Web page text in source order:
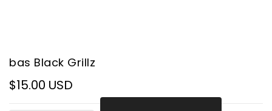
bas Black Grillz
$15.00 USD